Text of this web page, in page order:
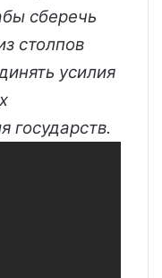
сберечь
столпов
усилия
государств.